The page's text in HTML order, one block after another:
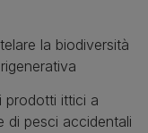
la biodiversità
prodotti ittici a
di pesci accidentali